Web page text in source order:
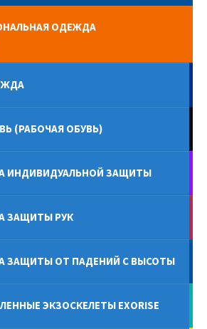
ОДЕЖДА
(РАБОЧАЯ ОБУВЬ)
ИНДИВИДУАЛЬНОЙ ЗАЩИТЫ
ЗАЩИТЫ РУК
ЗАЩИТЫ ОТ ПАДЕНИЙ С ВЫСОТЫ
ЭКЗОСКЕЛЕТЫ EXORISE